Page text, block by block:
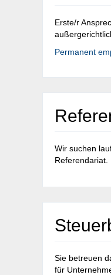
Erste/r
Permanent
Wir suchen
Referendariat.
Sie betreuen
für